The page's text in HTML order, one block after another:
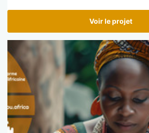
Voir le projet